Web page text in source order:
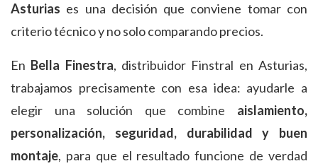
Asturias es una decisión que conviene tomar con
criterio técnico y no solo comparando precios.
En Bella Finestra, distribuidor Finstral en Asturias,
trabajamos precisamente con esa idea: ayudarle a
elegir una solución que combine aislamiento,
personalización, seguridad, durabilidad y buen
montaje, para que el resultado funcione de verdad